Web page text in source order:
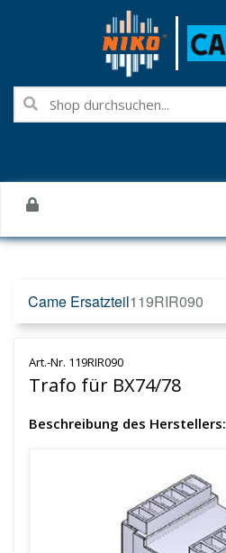
Came Ersatzteil119RIR090
Art.-Nr. 119RIR090
Trafo für BX74/78
Beschreibung des Herstellers: